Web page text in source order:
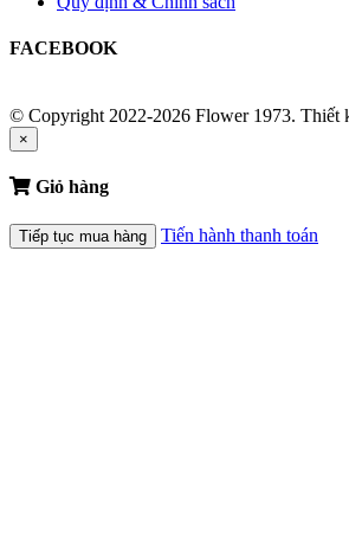
FACEBOOK
© Copyright 2022-2026 Flower 1973. Thiết
×
Giỏ hàng
Tiếp tục mua hàng Tiến hành thanh toán